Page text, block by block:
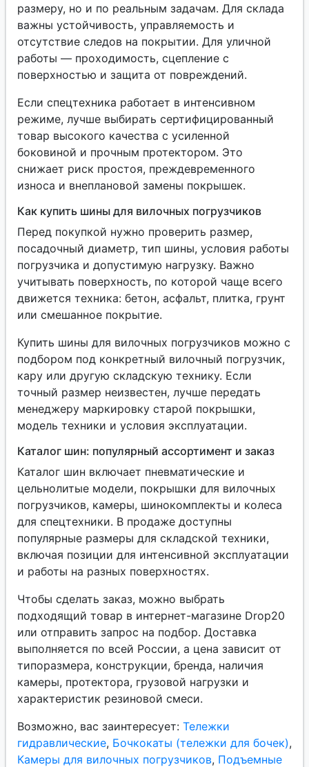
размеру, но и по реальным задачам. Для склада
важны устойчивость, управляемость и
отсутствие следов на покрытии. Для уличной
работы — проходимость, сцепление с
поверхностью и защита от повреждений.
Если спецтехника работает в интенсивном
режиме, лучше выбирать сертифицированный
товар высокого качества с усиленной
боковиной и прочным протектором. Это
снижает риск простоя, преждевременного
износа и внеплановой замены покрышек.
Как купить шины для вилочных погрузчиков
Перед покупкой нужно проверить размер,
посадочный диаметр, тип шины, условия работы
погрузчика и допустимую нагрузку. Важно
учитывать поверхность, по которой чаще всего
движется техника: бетон, асфальт, плитка, грунт
или смешанное покрытие.
Купить шины для вилочных погрузчиков можно с
подбором под конкретный вилочный погрузчик,
кару или другую складскую технику. Если
точный размер неизвестен, лучше передать
менеджеру маркировку старой покрышки,
модель техники и условия эксплуатации.
Каталог шин: популярный ассортимент и заказ
Каталог шин включает пневматические и
цельнолитые модели, покрышки для вилочных
погрузчиков, камеры, шинокомплекты и колеса
для спецтехники. В продаже доступны
популярные размеры для складской техники,
включая позиции для интенсивной эксплуатации
и работы на разных поверхностях.
Чтобы сделать заказ, можно выбрать
подходящий товар в интернет-магазине Drop20
или отправить запрос на подбор. Доставка
выполняется по всей России, а цена зависит от
типоразмера, конструкции, бренда, наличия
камеры, протектора, грузовой нагрузки и
характеристик резиновой смеси.
Возможно, вас заинтересует: Тележки
гидравлические, Бочкокаты (тележки для бочек),
Камеры для вилочных погрузчиков, Подъемные